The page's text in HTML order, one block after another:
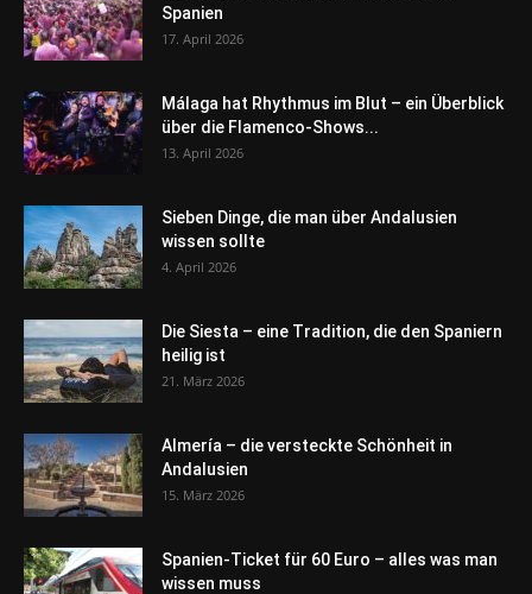
Spanien
17. April 2026
Málaga hat Rhythmus im Blut – ein Überblick
über die Flamenco-Shows...
13. April 2026
Sieben Dinge, die man über Andalusien
wissen sollte
4. April 2026
Die Siesta – eine Tradition, die den Spaniern
heilig ist
21. März 2026
Almería – die versteckte Schönheit in
Andalusien
15. März 2026
Spanien-Ticket für 60 Euro – alles was man
wissen muss